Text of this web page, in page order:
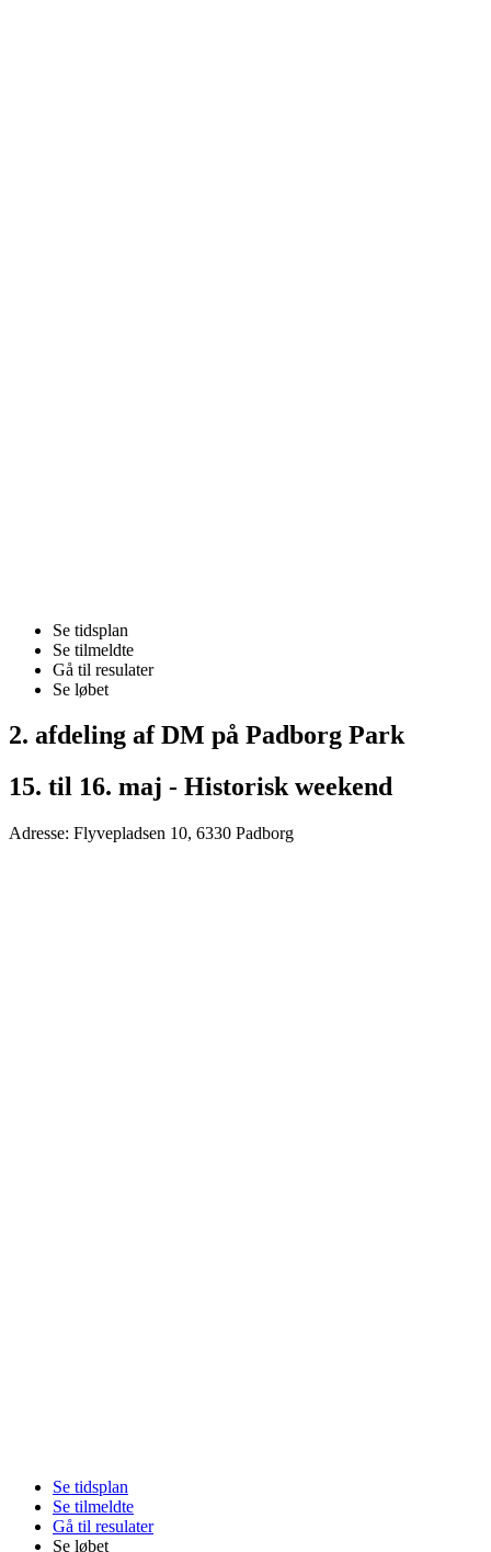
Se tidsplan
Se tilmeldte
Gå til resulater
Se løbet
2. afdeling af DM på Padborg Park
15. til 16. maj - Historisk weekend
Adresse: Flyvepladsen 10, 6330 Padborg
Se tidsplan
Se tilmeldte
Gå til resulater
Se løbet